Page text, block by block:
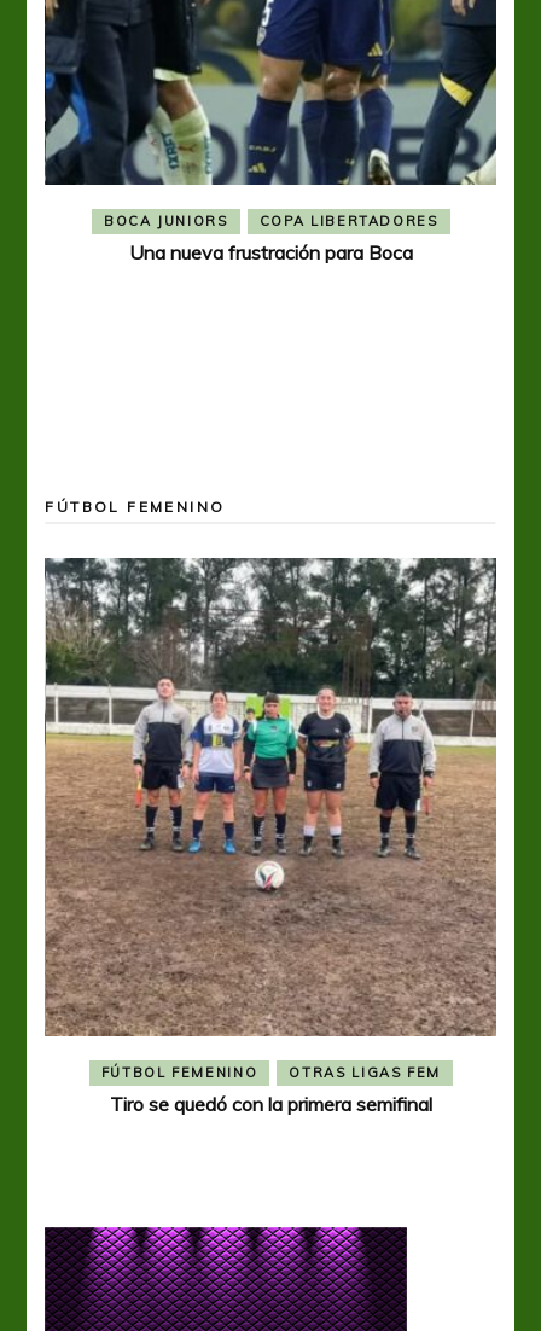
BOCA JUNIORS COPA LIBERTADORES
Una nueva frustración para Boca
FÚTBOL FEMENINO
FÚTBOL FEMENINO OTRAS LIGAS FEM
Tiro se quedó con la primera semifinal